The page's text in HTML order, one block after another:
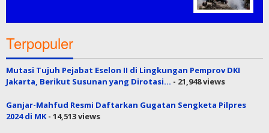
Terpopuler
Mutasi Tujuh Pejabat Eselon II di Lingkungan Pemprov DKI
Jakarta, Berikut Susunan yang Dirotasi… - 21,948 views
Ganjar-Mahfud Resmi Daftarkan Gugatan Sengketa Pilpres
2024 di MK- 14,513 views